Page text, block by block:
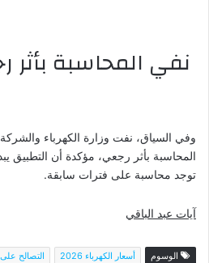
نفي المحاسبة بأثر
وفي السياق، نفت وزارة الكهرباء
توجد محاسبة على فترات سابقة.
آيات عبد الباقي
الوسوم أسعار الكهرباء 2026 التصالح على